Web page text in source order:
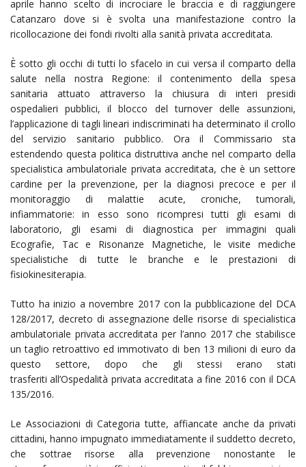
aprile hanno scelto di incrociare le braccia e di raggiungere
Catanzaro dove si è svolta una manifestazione contro la
ricollocazione dei fondi rivolti alla sanità privata accreditata.
È sotto gli occhi di tutti lo sfacelo in cui versa il comparto della
salute nella nostra Regione: il contenimento della spesa
sanitaria attuato attraverso la chiusura di interi presidi
ospedalieri pubblici, il blocco del turnover delle assunzioni,
l’applicazione di tagli lineari indiscriminati ha determinato il crollo
del servizio sanitario pubblico. Ora il Commissario sta
estendendo questa politica distruttiva anche nel comparto della
specialistica ambulatoriale privata accreditata, che è un settore
cardine per la prevenzione, per la diagnosi precoce e per il
monitoraggio di malattie acute, croniche, tumorali,
infiammatorie: in esso sono ricompresi tutti gli esami di
laboratorio, gli esami di diagnostica per immagini quali
Ecografie, Tac e Risonanze Magnetiche, le visite mediche
specialistiche di tutte le branche e le prestazioni di
fisiokinesiterapia.
Tutto ha inizio a novembre 2017 con la pubblicazione del DCA
128/2017, decreto di assegnazione delle risorse di specialistica
ambulatoriale privata accreditata per l’anno 2017 che stabilisce
un taglio retroattivo ed immotivato di ben 13 milioni di euro da
questo settore, dopo che gli stessi erano stati
trasferiti all’Ospedalità privata accreditata a fine 2016 con il DCA
135/2016.
Le Associazioni di Categoria tutte, affiancate anche da privati
cittadini, hanno impugnato immediatamente il suddetto decreto,
che sottrae risorse alla prevenzione nonostante le